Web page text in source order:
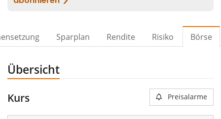
Sparplan Rendite Risiko Börse
Übersicht
Kurs Preisalarme